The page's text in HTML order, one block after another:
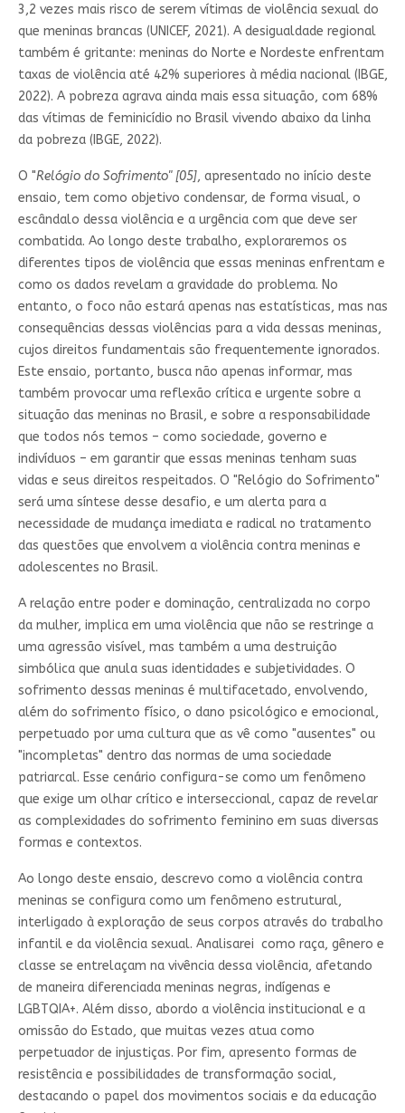
3,2 vezes mais risco de serem vítimas de violência sexual do
que meninas brancas (UNICEF, 2021). A desigualdade regional
também é gritante: meninas do Norte e Nordeste enfrentam
taxas de violência até 42% superiores à média nacional (IBGE,
2022). A pobreza agrava ainda mais essa situação, com 68%
das vítimas de feminicídio no Brasil vivendo abaixo da linha
da pobreza (IBGE, 2022).
O "Relógio do Sofrimento" [05], apresentado no início deste
ensaio, tem como objetivo condensar, de forma visual, o
escândalo dessa violência e a urgência com que deve ser
combatida. Ao longo deste trabalho, exploraremos os
diferentes tipos de violência que essas meninas enfrentam e
como os dados revelam a gravidade do problema. No
entanto, o foco não estará apenas nas estatísticas, mas nas
consequências dessas violências para a vida dessas meninas,
cujos direitos fundamentais são frequentemente ignorados.
Este ensaio, portanto, busca não apenas informar, mas
também provocar uma reflexão crítica e urgente sobre a
situação das meninas no Brasil, e sobre a responsabilidade
que todos nós temos – como sociedade, governo e
indivíduos – em garantir que essas meninas tenham suas
vidas e seus direitos respeitados. O "Relógio do Sofrimento"
será uma síntese desse desafio, e um alerta para a
necessidade de mudança imediata e radical no tratamento
das questões que envolvem a violência contra meninas e
adolescentes no Brasil.
A relação entre poder e dominação, centralizada no corpo
da mulher, implica em uma violência que não se restringe a
uma agressão visível, mas também a uma destruição
simbólica que anula suas identidades e subjetividades. O
sofrimento dessas meninas é multifacetado, envolvendo,
além do sofrimento físico, o dano psicológico e emocional,
perpetuado por uma cultura que as vê como "ausentes" ou
"incompletas" dentro das normas de uma sociedade
patriarcal. Esse cenário configura-se como um fenômeno
que exige um olhar crítico e interseccional, capaz de revelar
as complexidades do sofrimento feminino em suas diversas
formas e contextos.
Ao longo deste ensaio, descrevo como a violência contra
meninas se configura como um fenômeno estrutural,
interligado à exploração de seus corpos através do trabalho
infantil e da violência sexual. Analisarei como raça, gênero e
classe se entrelaçam na vivência dessa violência, afetando
de maneira diferenciada meninas negras, indígenas e
LGBTQIA+. Além disso, abordo a violência institucional e a
omissão do Estado, que muitas vezes atua como
perpetuador de injustiças. Por fim, apresento formas de
resistência e possibilidades de transformação social,
destacando o papel dos movimentos sociais e da educação